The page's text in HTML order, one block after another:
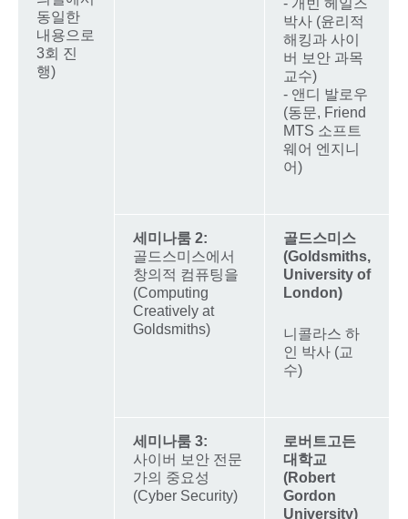
동일한
내용으로
3회 진
행)
박사 (윤리적
해킹과 사이
버 보안 과목
교수)
- 앤디 발로우
(동문, Friend
MTS 소프트
웨어 엔지니
어)
세미나룸 2:
골드스미스에서
창의적 컴퓨팅을
(Computing
Creatively at
Goldsmiths)
골드스미스
(Goldsmiths,
University of
London)
니콜라스 하
인 박사 (교
수)
세미나룸 3:
사이버 보안 전문
가의 중요성
(Cyber Security)
로버트고든
대학교
(Robert
Gordon
University)